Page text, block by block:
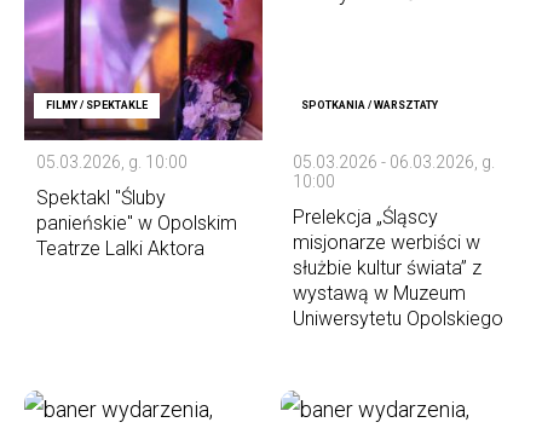
FILMY / SPEKTAKLE
05.03.2026, g. 10:00
Spektakl "Śluby
panieńskie" w Opolskim
Teatrze Lalki Aktora
SPOTKANIA / WARSZTATY
05.03.2026 - 06.03.2026, g.
10:00
Prelekcja „Śląscy
misjonarze werbiści w
służbie kultur świata” z
wystawą w Muzeum
Uniwersytetu Opolskiego